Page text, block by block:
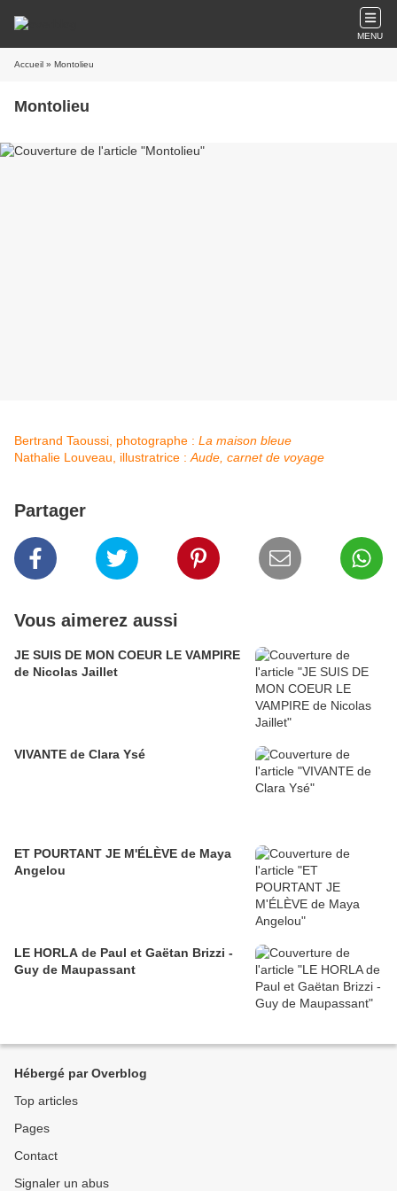
MENU
Accueil » Montolieu
Montolieu
Bertrand Taoussi, photographe : La maison bleue
Nathalie Louveau, illustratrice : Aude, carnet de voyage
Partager
Vous aimerez aussi
JE SUIS DE MON COEUR LE VAMPIRE
de Nicolas Jaillet
VIVANTE de Clara Ysé
ET POURTANT JE M'ÉLÈVE de Maya
Angelou
LE HORLA de Paul et Gaëtan Brizzi -
Guy de Maupassant
Hébergé par Overblog
Top articles
Pages
Contact
Signaler un abus